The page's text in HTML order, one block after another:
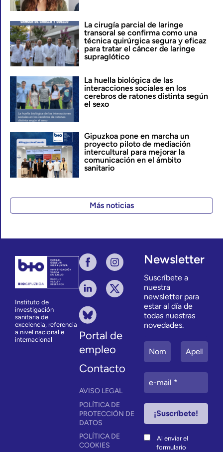
La cirugía parcial de laringe
transoral se confirma como una
técnica quirúrgica segura y eficaz
para tratar el cáncer de laringe
supraglótico
La huella biológica de las
interacciones sociales en los
cerebros de ratones distinta según
el sexo
Gipuzkoa pone en marcha un
proyecto piloto de mediación
intercultural para mejorar la
comunicación en el ámbito
sanitario
Más noticias
Instituto de
investigación
sanitaria de
excelencia, referencia
a nivel nacional e
internacional
Portal de
empleo
Contacto
AVISO LEGAL
POLÍTICA DE
PROTECCIÓN DE
DATOS
POLÍTICA DE
COOKIES
Newsletter
Suscríbete a
nuestra
newsletter para
estar al día de
todas nuestras
novedades.
Al enviar el
formulario